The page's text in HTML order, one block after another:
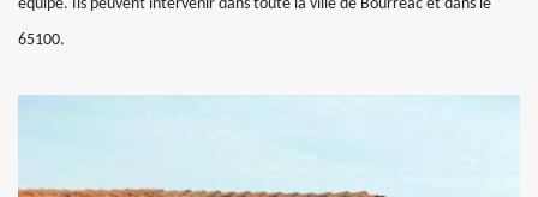
équipe. Ils peuvent intervenir dans toute la ville de Bourreac et dans le
65100.